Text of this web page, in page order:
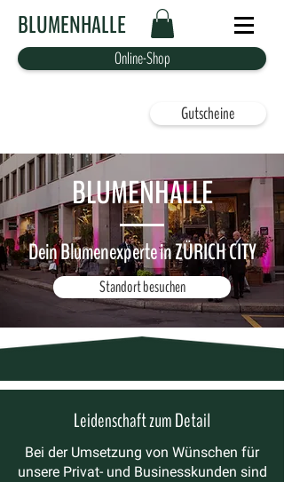
BLUMENHALLE
Online-Shop
Gutscheine
BLUMENHALLE
Dein Blumenexperte in ZÜRICH CITY
Standort besuchen
Leidenschaft zum Detail
Bei der Umsetzung von Wünschen für
unsere Privat- und Businesskunden sind